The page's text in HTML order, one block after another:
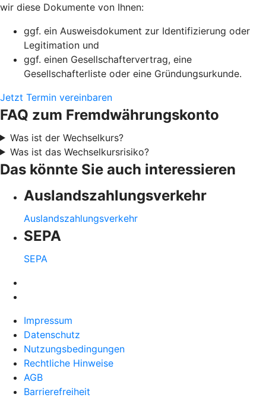
wir diese Dokumente von Ihnen:
ggf. ein Ausweisdokument zur Identifizierung oder
Legitimation und
ggf. einen Gesellschaftervertrag, eine
Gesellschafterliste oder eine Gründungsurkunde.
Jetzt Termin vereinbaren
FAQ zum Fremdwährungskonto
Was ist der Wechselkurs?
Was ist das Wechselkursrisiko?
Das könnte Sie auch interessieren
Auslandszahlungsverkehr
Auslandszahlungsverkehr
SEPA
SEPA
Impressum
Datenschutz
Nutzungsbedingungen
Rechtliche Hinweise
AGB
Barrierefreiheit